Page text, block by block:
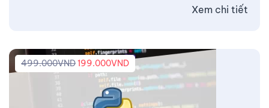
Xem chi tiết
499.000VND199.000VND